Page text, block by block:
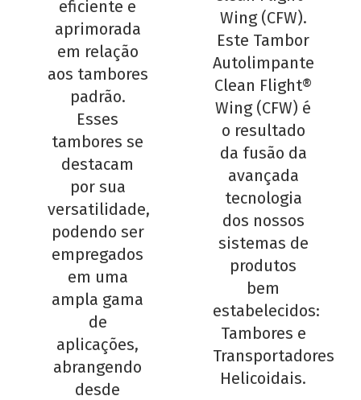
eficiente e
aprimorada
em relação
aos tambores
padrão.
Esses
tambores se
destacam
por sua
versatilidade,
podendo ser
empregados
em uma
ampla gama
de
aplicações,
abrangendo
desde
Wing (CFW).
Este Tambor
Autolimpante
Clean Flight®
Wing (CFW) é
o resultado
da fusão da
avançada
tecnologia
dos nossos
sistemas de
produtos
bem
estabelecidos:
Tambores e
Transportadores
Helicoidais.